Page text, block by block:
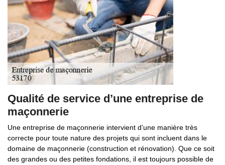
Qualité de service d’une entreprise de
maçonnerie
Une entreprise de maçonnerie intervient d’une manière très
correcte pour toute nature des projets qui sont incluent dans le
domaine de maçonnerie (construction et rénovation). Que ce soit
des grandes ou des petites fondations, il est toujours possible de